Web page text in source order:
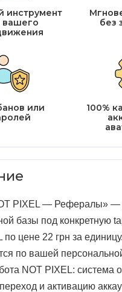
инструмент
вашего
без
или
100%
PIXEL — Рефералы» —
базы под конкретную
по цене 22 грн за
по вашей
NOT PIXEL: система
и активацию